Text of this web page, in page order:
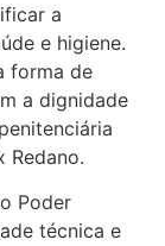
a
e higiene.
forma de
a dignidade
Redano.
Poder
técnica e